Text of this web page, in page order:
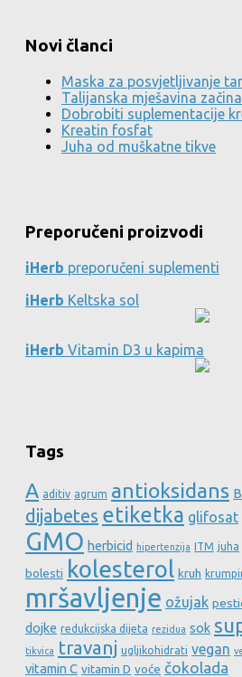
Novi članci
Maska za posvjetljivanje
Talijanska mješavina začina
Dobrobiti suplementacije
Kreatin fosfat
Juha od muškatne tikve
Preporučeni proizvodi
iHerb preporučeni suplementi
iHerb Keltska sol
iHerb Vitamin D3 u kapima
Tags
A aditiv agrum antioksidans B
dijabetes etiketka glifosat
GMO herbicid hipertenzija ITM juha
bolesti kolesterol kruh
mršavljenje ožujak
dojke redukcijska dijeta rezidua sok
tikvica travanj ugljikohidrati vegan
vitamin C vitamin D voće čokolada